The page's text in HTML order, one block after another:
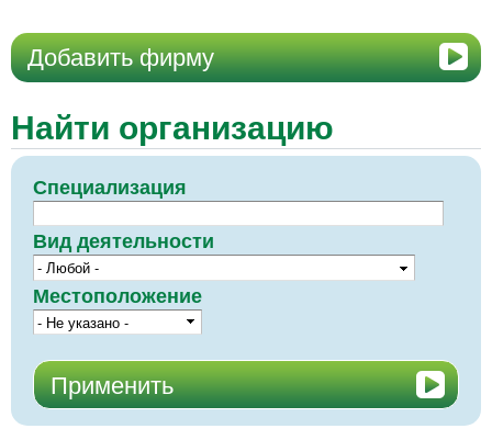
Добавить фирму
Найти организацию
Специализация
Вид деятельности
Местоположение